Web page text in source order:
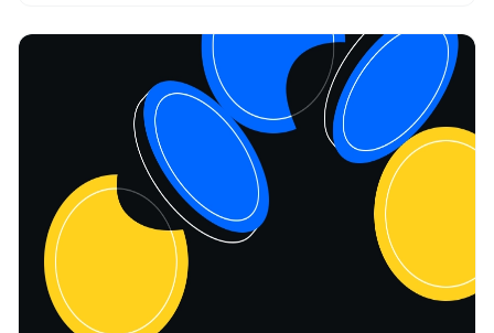
元锚定机制，由美元存款、短期美国国债和其他高流动性资产